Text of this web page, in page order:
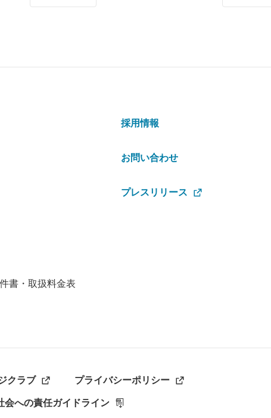
書・取扱料金表
採用情報
お問い合わせ
プレスリリース
クラブ プライバシーポリシー
会への責任ガイドライン